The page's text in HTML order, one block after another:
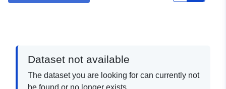
Dataset not available
The dataset you are looking for can currently not